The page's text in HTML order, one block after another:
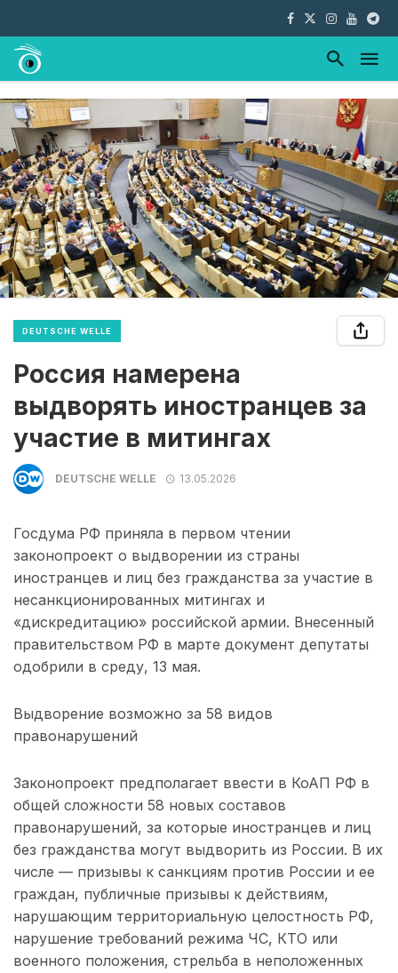
DEUTSCHE WELLE
Россия намерена
выдворять иностранцев за
участие в митингах
DEUTSCHE WELLE 13.05.2026
Госдума РФ приняла в первом чтении
законопроект о выдворении из страны
иностранцев и лиц без гражданства за участие в
несанкционированных митингах и
«дискредитацию» российской армии. Внесенный
правительством РФ в марте документ депутаты
одобрили в среду, 13 мая.
Выдворение возможно за 58 видов
правонарушений
Законопроект предполагает ввести в КоАП РФ в
общей сложности 58 новых составов
правонарушений, за которые иностранцев и лиц
без гражданства могут выдворить из России. В их
числе — призывы к санкциям против России и ее
граждан, публичные призывы к действиям,
нарушающим территориальную целостность РФ,
нарушение требований режима ЧС, КТО или
военного положения, стрельба в неположенных